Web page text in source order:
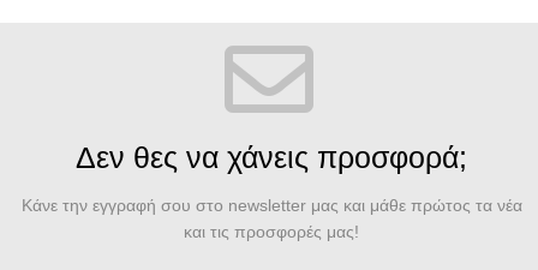
Δεν θες να χάνεις προσφορά;
Κάνε την εγγραφή σου στο newsletter μας και μάθε πρώτος τα νέα
και τις προσφορές μας!